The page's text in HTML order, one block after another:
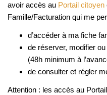
avoir accès au Portail citoyen
Famille/Facturation qui me
d’accéder à ma fiche
de réserver, modifier
(48h minimum à
de consulter et régler
Attention : les accès au